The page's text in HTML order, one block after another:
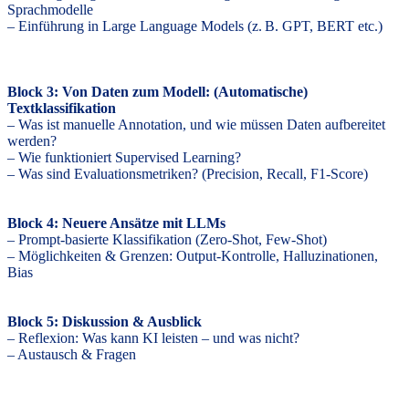
Sprachmodelle
– Einführung in Large Language Models (z. B. GPT, BERT etc.)
Block 3: Von Daten zum Modell: (Automatische)
Textklassifikation
– Was ist manuelle Annotation, und wie müssen Daten aufbereitet
werden?
– Wie funktioniert Supervised Learning?
– Was sind Evaluationsmetriken? (Precision, Recall, F1-Score)
Block 4: Neuere Ansätze mit LLMs
– Prompt-basierte Klassifikation (Zero-Shot, Few-Shot)
– Möglichkeiten & Grenzen: Output-Kontrolle, Halluzinationen,
Bias
Block 5: Diskussion & Ausblick
– Reflexion: Was kann KI leisten – und was nicht?
– Austausch & Fragen